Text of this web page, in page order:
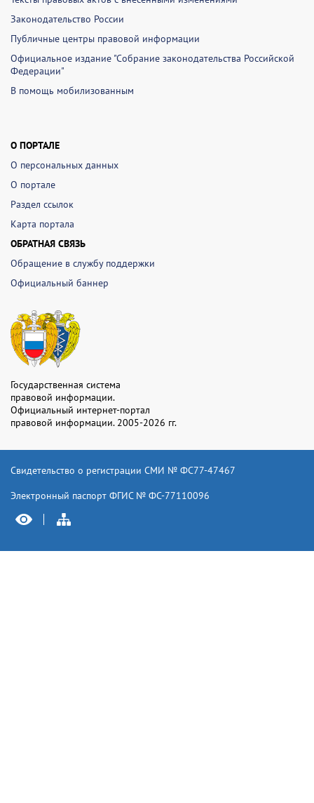
Законодательство России
Публичные центры правовой информации
Официальное издание "Собрание законодательства Российской
Федерации"
В помощь мобилизованным
О ПОРТАЛЕ
О персональных данных
О портале
Раздел ссылок
Карта портала
ОБРАТНАЯ СВЯЗЬ
Обращение в службу поддержки
Официальный баннер
Государственная система
правовой информации.
Официальный интернет-портал
правовой информации. 2005-2026 гг.
Свидетельство о регистрации СМИ № ФС77-47467
Электронный паспорт ФГИС № ФС-77110096